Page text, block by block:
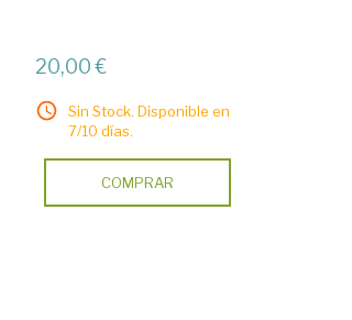
20,00 €
Sin Stock. Disponible en
7/10 días.
COMPRAR